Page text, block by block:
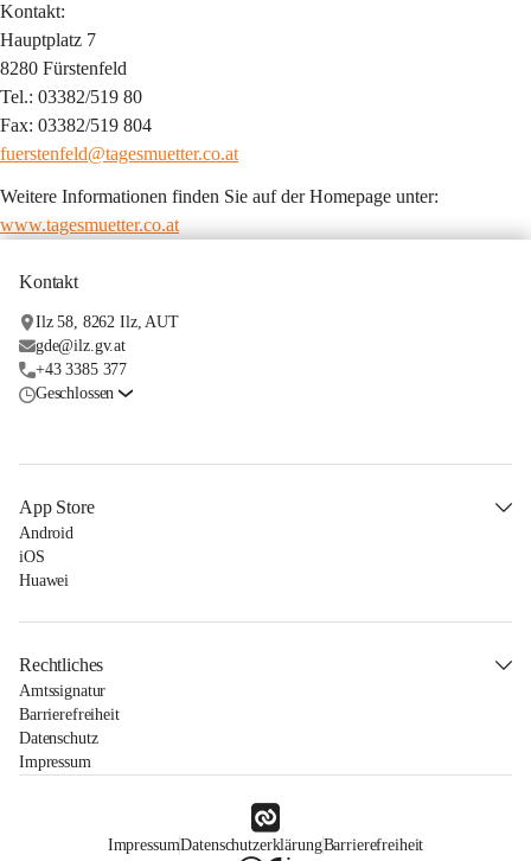
Kontakt:
Hauptplatz 7
8280 Fürstenfeld
Tel.: 03382/519 80
Fax: 03382/519 804
fuerstenfeld@tagesmuetter.co.at
Weitere Informationen finden Sie auf der Homepage unter:
www.tagesmuetter.co.at
Kontakt
Ilz 58, 8262 Ilz, AUT
gde@ilz.gv.at
+43 3385 377
Geschlossen
App Store
Android
iOS
Huawei
Rechtliches
Amtssignatur
Barrierefreiheit
Datenschutz
Impressum
ImpressumDatenschutzerklärungBarrierefreiheit